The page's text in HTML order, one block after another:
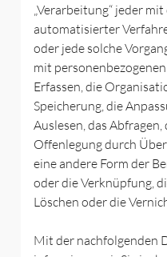
„Verarbeitung“ jeder
automatisierter
oder jede solche
mit
Erfassen, die
Speicherung, die
Auslesen, das
Offenlegung durch
eine andere Form der
oder die Verknüpfung,
Löschen oder die
Mit der nachfolgenden